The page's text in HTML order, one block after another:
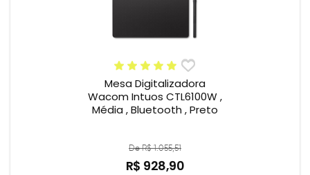
Mesa Digitalizadora
Wacom Intuos CTL6100W ,
Média , Bluetooth , Preto
De R$ 1.055,51
R$ 928,90